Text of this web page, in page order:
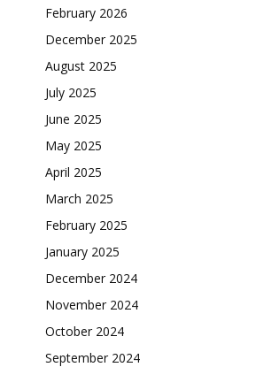
February 2026
December 2025
August 2025
July 2025
June 2025
May 2025
April 2025
March 2025
February 2025
January 2025
December 2024
November 2024
October 2024
September 2024